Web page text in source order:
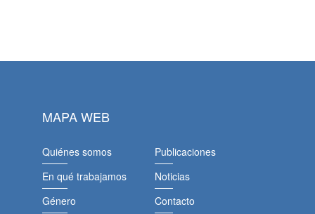
MAPA WEB
Quiénes somos
En qué trabajamos
Género
Publicaciones
Noticias
Contacto